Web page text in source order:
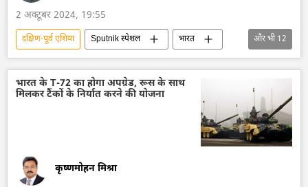
जम्मू और कश्मीर
2 अक्टूबर 2024, 19:55
दक्षिण-पूर्व एशिया Sputnik स्पेशल
भारत
भारत सरकार
भारत का विकास
दिल्ली
एस. जयशंकर
भारत का विदेश मंत्रालय (MEA)
जापान
नाटो
दक्षिण एशिया
और भी12
भारत के T-72 का होगा अपग्रेड, रूस के साथ
मिलकर टैंकों के निर्यात करने की योजना
कृष्णमोहन मिश्रा